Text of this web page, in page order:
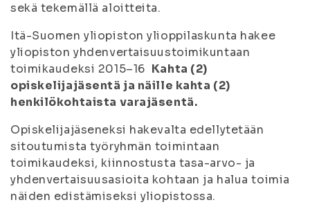
sekä tekemällä aloitteita.
Itä-Suomen yliopiston ylioppilaskunta hakee
yliopiston yhdenvertaisuustoimikuntaan
toimikaudeksi 2015–16 Kahta (2)
opiskelijajäsentä ja näille kahta (2)
henkilökohtaista varajäsentä.
Opiskelijajäseneksi hakevalta edellytetään
sitoutumista työryhmän toimintaan
toimikaudeksi, kiinnostusta tasa-arvo- ja
yhdenvertaisuusasioita kohtaan ja halua toimia
näiden edistämiseksi yliopistossa.